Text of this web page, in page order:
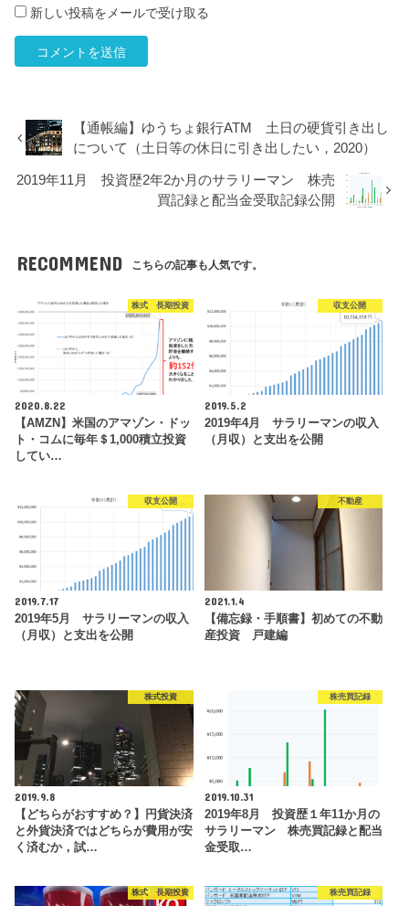
新しい投稿をメールで受け取る
【通帳編】ゆうちょ銀行ATM 土日の硬貨引き出し
について（土日等の休日に引き出したい，2020）
2019年11月 投資歴2年2か月のサラリーマン 株売
買記録と配当金受取記録公開
RECOMMEND こちらの記事も人気です。
株式 長期投資
2020.8.22
【AMZN】米国のアマゾン・ドッ
ト・コムに毎年＄1,000積立投資
してい…
収支公開
2019.5.2
2019年4月 サラリーマンの収入
（月収）と支出を公開
収支公開
2019.7.17
2019年5月 サラリーマンの収入
（月収）と支出を公開
不動産
2021.1.4
【備忘録・手順書】初めての不動
産投資 戸建編
株式投資
2019.9.8
【どちらがおすすめ？】円貨決済
と外貨決済ではどちらが費用が安
く済むか，試…
株売買記録
2019.10.31
2019年8月 投資歴１年11か月の
サラリーマン 株売買記録と配当
金受取…
株式 長期投資 株売買記録